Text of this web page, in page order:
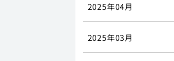
2025年04月
2025年03月